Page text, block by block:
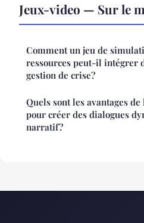
Jeux-video — Sur le
Comment un jeu de
ressources peut-il intégrer
gestion de crise?
Quels sont les avantages
pour créer des dialogues
narratif?